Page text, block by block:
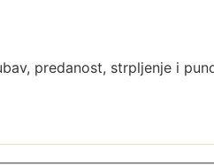
predanost, strpljenje i